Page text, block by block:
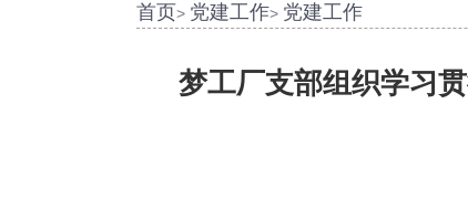
首页> 党建工作> 党建工作
梦工厂支部组织学习